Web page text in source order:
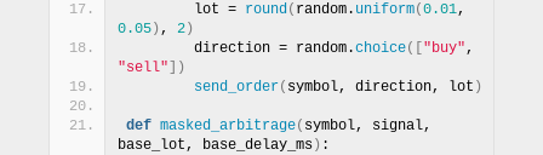
        lot =
round( random. uniform( 0.01
0.05 ) , 2 )
        direction = random.
choice([ "buy"
"sell" ])
send_order( symbol, direction, lot )
def masked_arbitrage( symbol, signal,
base_lot, base_delay_ms ) :